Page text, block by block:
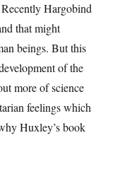
Hargobind
that might
beings. But this
of the
more of science
feelings which
Huxley’s book